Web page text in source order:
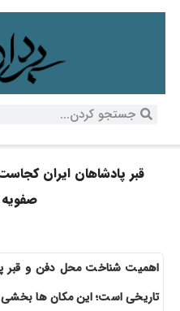
قبر پادشاهان ایران
صفویه تا
اهمیت شناخت محل دفن و قبر
تاریخی است؛ این مکان ها بخشی